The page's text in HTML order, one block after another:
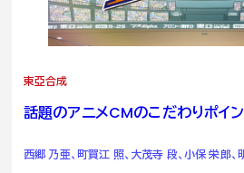
東亞合成
話題のアニメCMのこだわりポイ
西郷 乃亜、町賀江 照、大茂寺 段、小保 栄郎